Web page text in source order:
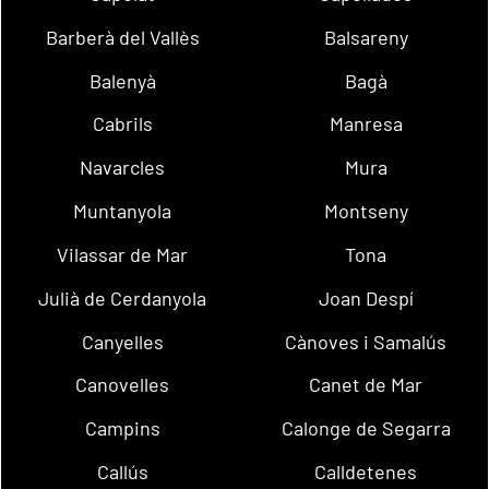
Barberà del Vallès
Balsareny
Balenyà
Bagà
Cabrils
Manresa
Navarcles
Mura
Muntanyola
Montseny
Vilassar de Mar
Tona
Julià de Cerdanyola
Joan Despí
Canyelles
Cànoves i Samalús
Canovelles
Canet de Mar
Campins
Calonge de Segarra
Callús
Calldetenes